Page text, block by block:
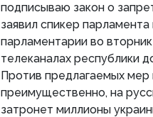
подписываю закон о
заявил спикер
парламентарии во
телеканалах республики
Против предлагаемых
преимущественно, на
затронет миллионы